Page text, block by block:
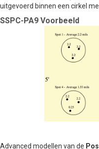
uitgevoerd binnen een cirkel
SSPC-PA9 Voorbeeld
Advanced modellen van de